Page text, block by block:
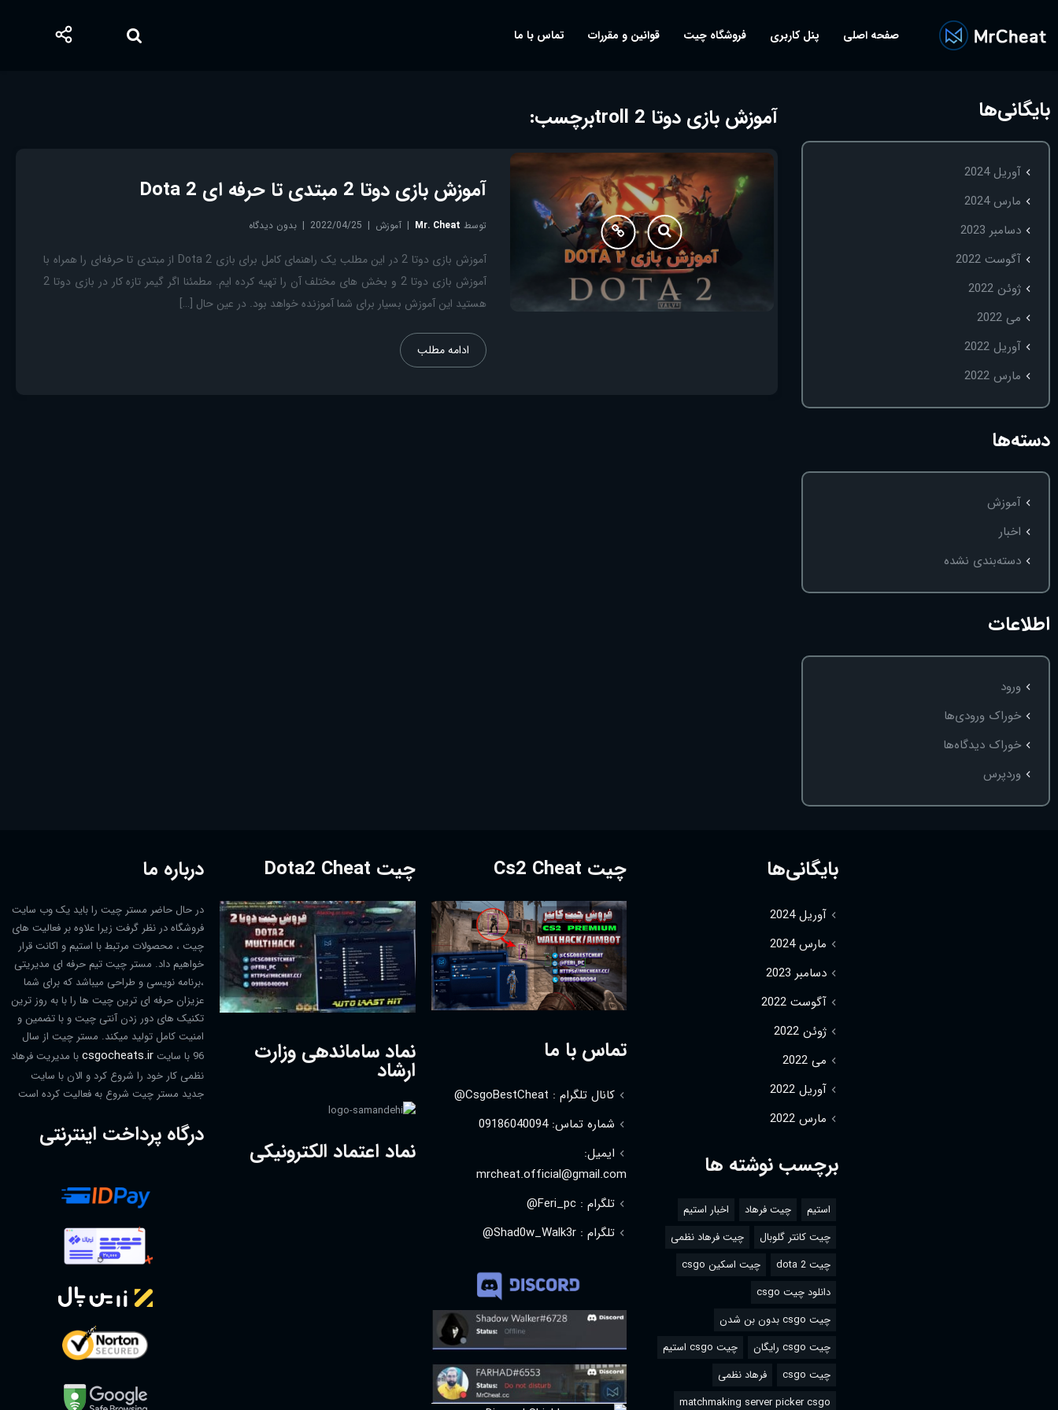
صفحه اصلی پنل کاربری فروشگاه چیت قوانین و مقررات تماس با ما
بایگانی‌ها
آوریل 2024
مارس 2024
دسامبر 2023
آگوست 2022
ژوئن 2022
می 2022
آوریل 2022
مارس 2022
دسته‌ها
آموزش
اخبار
دسته‌بندی نشده
اطلاعات
ورود
خوراک ورودی‌ها
خوراک دیدگاه‌ها
وردپرس
برچسب: آموزش بازی دوتا 2 troll
آموزش بازی دوتا 2 مبتدی تا حرفه ای Dota 2
توسط Mr. Cheat آموزش 2022/04/25 بدون دیدگاه
آموزش بازی دوتا 2 در این مطلب یک راهنمای کامل برای بازی Dota 2 از مبتدی تا حرفه‌ای را همراه با
آموزش بازی دوتا 2 و بخش های مختلف آن را تهیه کرده ایم. مطمئنا اگر گیمر تازه کار در بازی دوتا 2
هستید این آموزش بسیار برای شما آموزنده خواهد بود. در عین حال […]
ادامه مطلب
بایگانی‌ها
آوریل 2024
مارس 2024
دسامبر 2023
آگوست 2022
ژوئن 2022
می 2022
آوریل 2022
مارس 2022
برچسب نوشته ها
استیم چیت فرهاد
اخبار استیم
چیت کانتر گلوبال
چیت فرهاد نظمی
چیت dota 2
چیت اسکین csgo
دانلود چیت csgo
چیت csgo بدون بن شدن
چیت csgo رایگان
چیت csgo استیم
چیت csgo
فرهاد نظمی
matchmaking server picker csgo
چیت Cs2 Cheat
تماس با ما
کانال تلگرام : CsgoBestCheat@
شماره تماس: 09186040094
ایمیل:
mrcheat.official@gmail.com
تلگرام : Feri_pc@
تلگرام : Shad0w_Walk3r@
چیت Dota2 Cheat
نماد ساماندهی وزارت
ارشاد
نماد اعتماد الکترونیکی
درباره ما
در حال حاضر مستر چیت را باید یک وب سایت
فروشگاه در نظر گرفت زیرا علاوه بر فعالیت های
چیت ، محصولات مرتبط با استیم و اکانت قرار
خواهیم داد. مستر چیت تیم حرفه ای مدیریتی
،برنامه نویسی و طراحی میباشد که برای شما
عزیزان حرفه ای ترین چیت ها را با به روز ترین
تکنیک های دور زدن آنتی چیت و با تضمین و
امنیت کامل تولید میکند. مستر چیت از سال
96 با سایت
csgocheats.irبا مدیریت فرهاد
نظمی کار خود را شروع کرد و الان با سایت
جدید مستر چیت شروع به فعالیت کرده است
درگاه پرداخت اینترنتی